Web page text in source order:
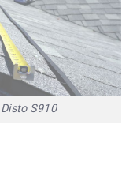
S910